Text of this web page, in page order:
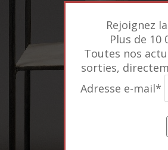
Rejoignez
Plus de 10
Toutes nos
sorties,
Adresse e-mail*